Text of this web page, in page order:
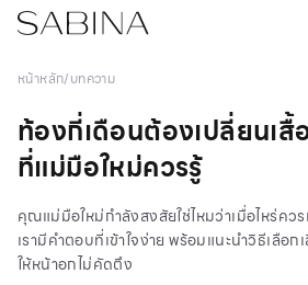
หน้าหลัก/บทความ
ท้องกี่เดือนต้องเปลี่ยนเสื้
ที่แม่มือใหม่ควรรู้
คุณแม่มือใหม่กำลังสงสัยใช่ไหมว่าเมื่อไหร่คว
เรามีคำตอบที่เข้าใจง่าย พร้อมแนะนำวิธีเลือ
ให้หน้าอกไม่คัดตึง